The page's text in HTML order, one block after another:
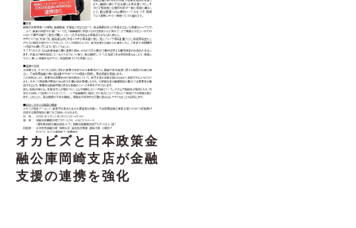
オカビズと日本政策金
融公庫岡崎支店が金融
支援の連携を強化